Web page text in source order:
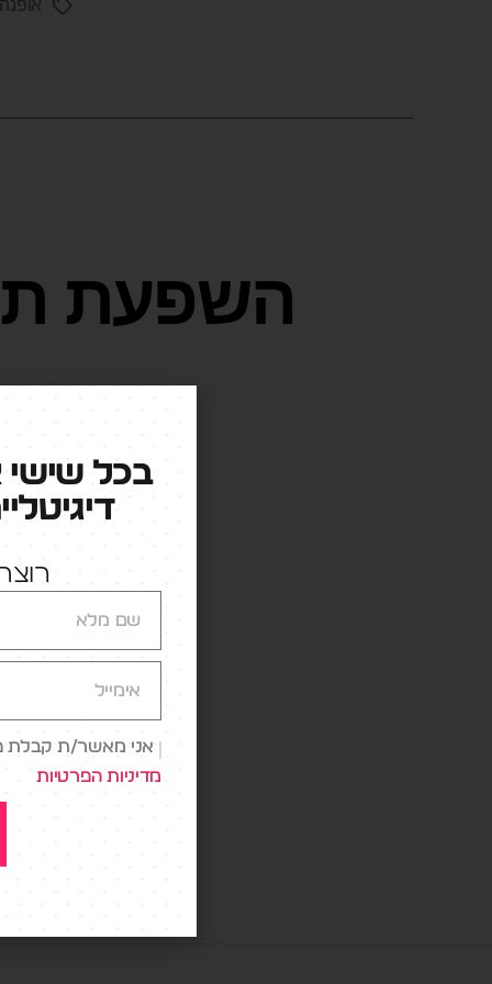
אופנה
נראה
בכל
אני מאשר/ת קבלת
מדיניות הפרטיות